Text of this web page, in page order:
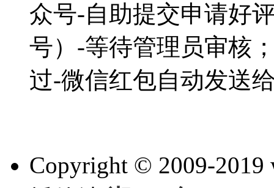
众号-自助提交申请好
号）-等待管理员审核
过-微信红包自动发送
Copyright © 2009-2019